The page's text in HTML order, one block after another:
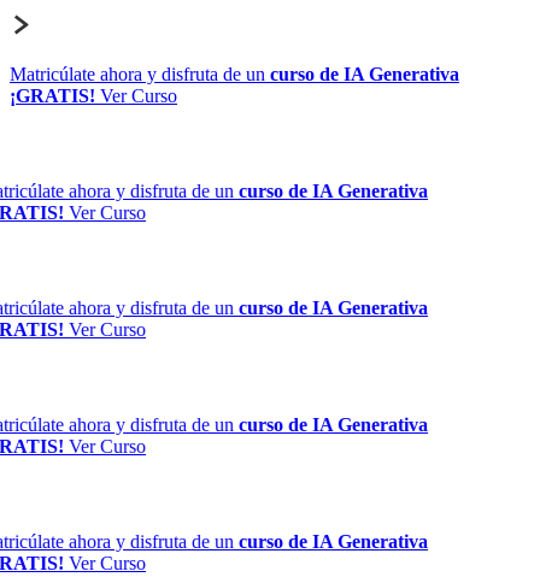
Matricúlate ahora y disfruta de un curso de IA Generativa
¡GRATIS! Ver Curso
ahora y disfruta de un curso de IA Generativa
Ver Curso
ahora y disfruta de un curso de IA Generativa
Ver Curso
ahora y disfruta de un curso de IA Generativa
Ver Curso
ahora y disfruta de un curso de IA Generativa
Ver Curso